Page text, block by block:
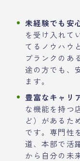
未経験でも安
を受け入れて
てるノウハウ
ブランクのあ
途の方でも、
ます。
豊富なキャリ
な機能を持つ
ど）があるた
です。専門性
道、本部で活
から自分の未